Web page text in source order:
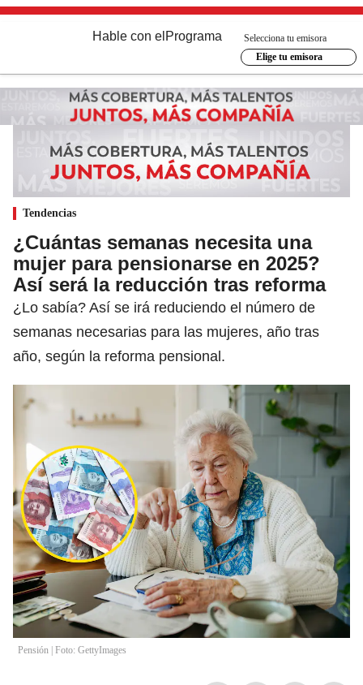
Hable con el Programa
Selecciona tu emisora
Elige tu emisora
Tendencias
¿Cuántas semanas necesita una
mujer para pensionarse en 2025?
Así será la reducción tras reforma
¿Lo sabía? Así se irá reduciendo el número de
semanas necesarias para las mujeres, año tras
año, según la reforma pensional.
Pensión | Foto: GettyImages